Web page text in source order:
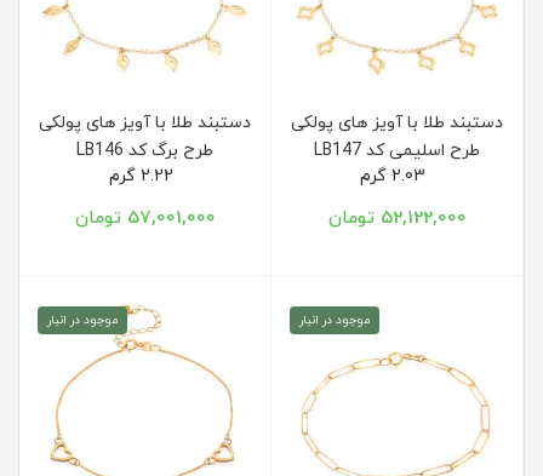
دستبند طلا با آویز های پولکی
طرح اسلیمی کد LB147
52,122,000 تومان
دستبند طلا با آویز های پولکی
طرح برگ کد LB146
57,001,000 تومان
موجود در انبار موجود در انبار